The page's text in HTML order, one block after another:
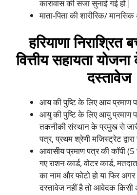
कारावास की सजा सुनाई गई हो|
माता-पिता की शारीरिक/
हरियाणा निराश्रित
वित्तीय सहायता
दस्तावेज
आय की पुष्टि के लिए आय प्रमाण
आयु की पुष्टि के लिए आयु प्रमाण
तकनीकी संस्थान के प्रमुख से
पत्र, प्रथम श्रेणी मजिस्ट्रेट
आवासीय प्रमाण पत्र की कॉपी
गए राशन कार्ड, वोटर कार्ड,
का नाम और फोटो हो या फिर
दस्तावेज नहीं है तो आवेदक किसी